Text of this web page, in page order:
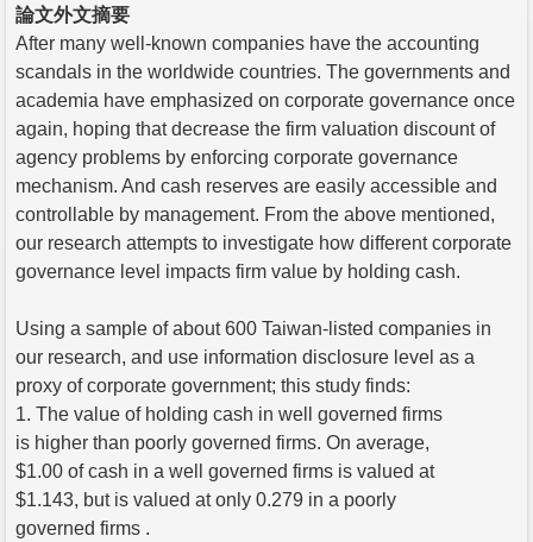
論文外文摘要
After many well-known companies have the accounting
scandals in the worldwide countries. The governments and
academia have emphasized on corporate governance once
again, hoping that decrease the firm valuation discount of
agency problems by enforcing corporate governance
mechanism. And cash reserves are easily accessible and
controllable by management. From the above mentioned,
our research attempts to investigate how different corporate
governance level impacts firm value by holding cash.
Using a sample of about 600 Taiwan-listed companies in
our research, and use information disclosure level as a
proxy of corporate government; this study finds:
1. The value of holding cash in well governed firms
is higher than poorly governed firms. On average,
$1.00 of cash in a well governed firms is valued at
$1.143, but is valued at only 0.279 in a poorly
governed firms .